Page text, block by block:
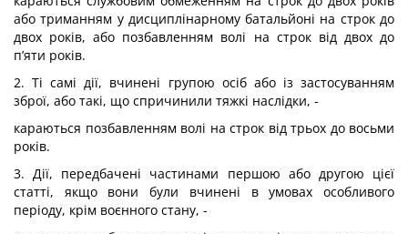
або триманням у дисциплінарному батальйоні на строк до
двох років, або позбавленням волі на строк від двох до
п’яти років.
2. Ті самі дії, вчинені групою осіб або із застосуванням
зброї, або такі, що спричинили тяжкі наслідки, -
караються позбавленням волі на строк від трьох до восьми
років.
3. Дії, передбачені частинами першою або другою цієї
статті, якщо вони були вчинені в умовах особливого
періоду, крім воєнного стану, -